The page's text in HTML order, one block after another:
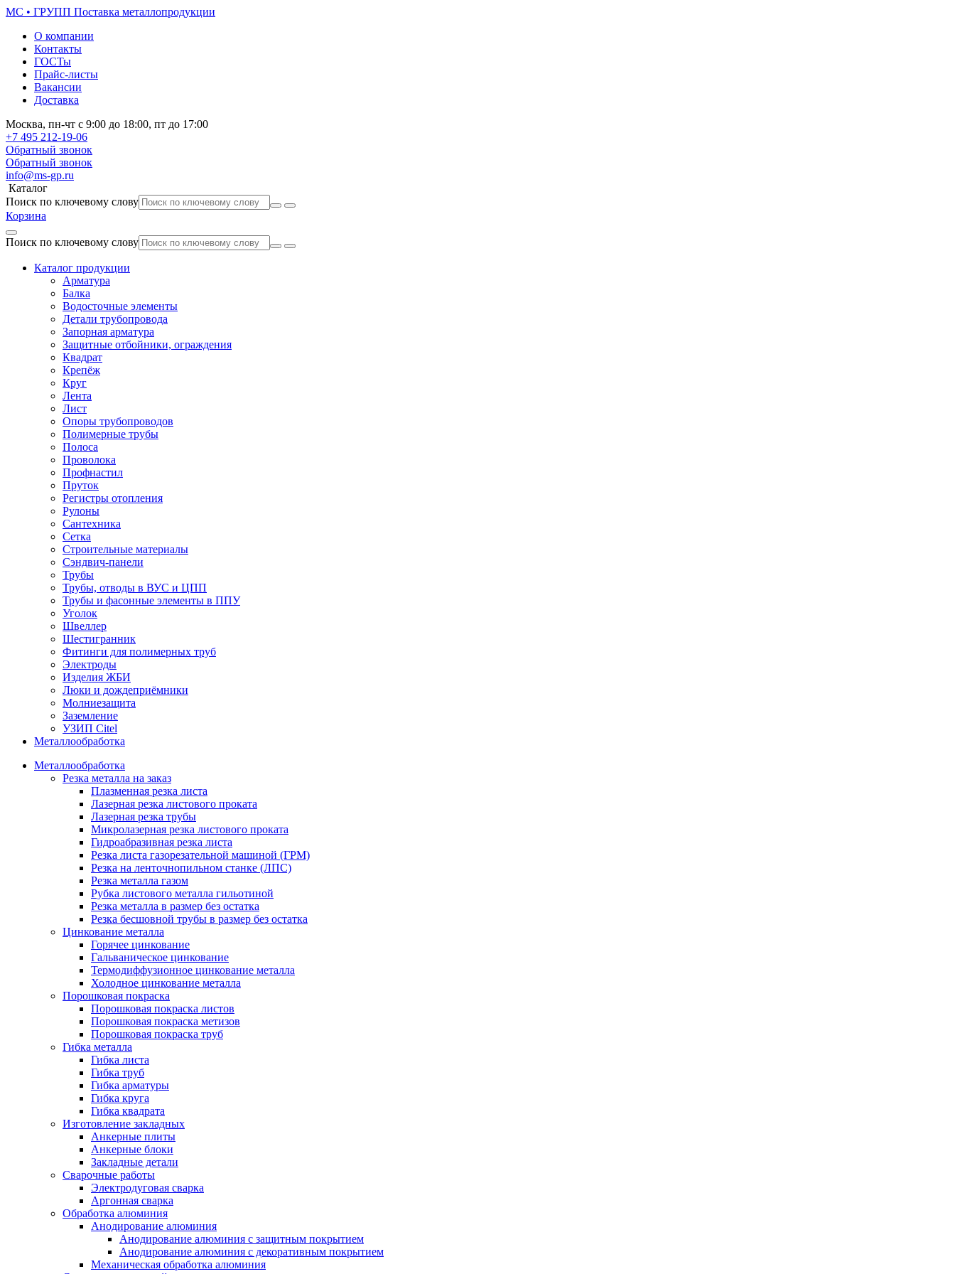
МС • ГРУПП Поставка металлопродукции
О компании
Контакты
ГОСТы
Прайс-листы
Вакансии
Доставка
Москва, пн-чт с 9:00 до 18:00, пт до 17:00
+7 495 212-19-06
Обратный звонок
Обратный звонок
info@ms-gp.ru
Каталог
Поиск по ключевому слову
Корзина
Поиск по ключевому слову
Каталог продукции
Арматура
Балка
Водосточные элементы
Детали трубопровода
Запорная арматура
Защитные отбойники, ограждения
Квадрат
Крепёж
Круг
Лента
Лист
Опоры трубопроводов
Полимерные трубы
Полоса
Проволока
Профнастил
Пруток
Регистры отопления
Рулоны
Сантехника
Сетка
Строительные материалы
Сэндвич-панели
Трубы
Трубы, отводы в ВУС и ЦПП
Трубы и фасонные элементы в ППУ
Уголок
Швеллер
Шестигранник
Фитинги для полимерных труб
Электроды
Изделия ЖБИ
Люки и дождеприёмники
Молниезащита
Заземление
УЗИП Citel
Металлообработка
Металлообработка
Резка металла на заказ
Плазменная резка листа
Лазерная резка листового проката
Лазерная резка трубы
Микролазерная резка листового проката
Гидроабразивная резка листа
Резка листа газорезательной машиной (ГРМ)
Резка на ленточнопильном станке (ЛПС)
Резка металла газом
Рубка листового металла гильотиной
Резка металла в размер без остатка
Резка бесшовной трубы в размер без остатка
Цинкование металла
Горячее цинкование
Гальваническое цинкование
Термодиффузионное цинкование металла
Холодное цинкование металла
Порошковая покраска
Порошковая покраска листов
Порошковая покраска метизов
Порошковая покраска труб
Гибка металла
Гибка листа
Гибка труб
Гибка арматуры
Гибка круга
Гибка квадрата
Изготовление закладных
Анкерные плиты
Анкерные блоки
Закладные детали
Сварочные работы
Электродуговая сварка
Аргонная сварка
Обработка алюминия
Анодирование алюминия
Анодирование алюминия с защитным покрытием
Анодирование алюминия с декоративным покрытием
Механическая обработка алюминия